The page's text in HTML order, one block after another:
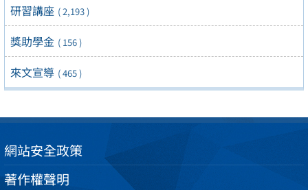
研習講座 ( 2,193 )
獎助學金 ( 156 )
來文宣導 ( 465 )
網站安全政策
著作權聲明